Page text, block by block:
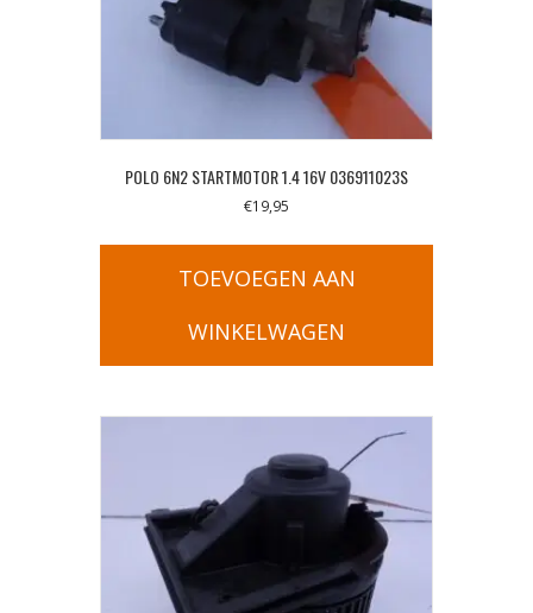
POLO 6N2 STARTMOTOR 1.4 16V 036911023S
€19,95
TOEVOEGEN AAN
WINKELWAGEN